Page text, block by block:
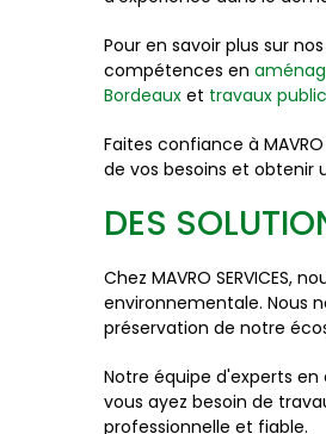
Pour en savoir plus sur
compétences en
Bordeaux et travaux
Faites confiance à
de vos besoins et obtenir
DES
Chez MAVRO
environnementale. Nous
préservation de notre
Notre équipe d'experts
vous ayez besoin de
professionnelle et fiable.